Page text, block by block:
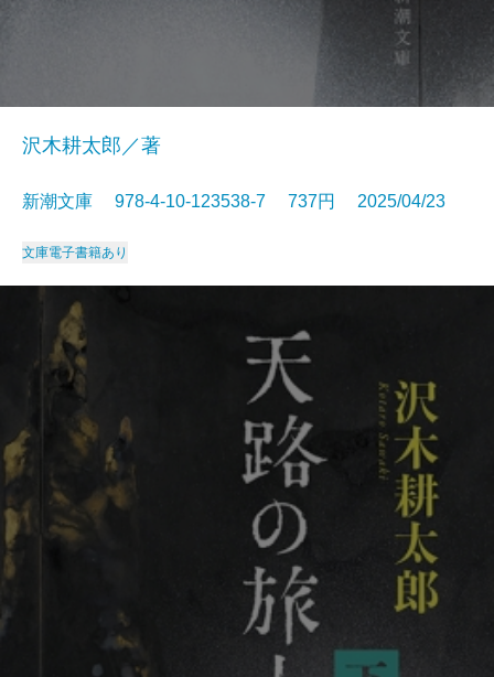
沢木耕太郎／著
新潮文庫 978-4-10-123538-7 737円 2025/04/23
文庫電子書籍あり